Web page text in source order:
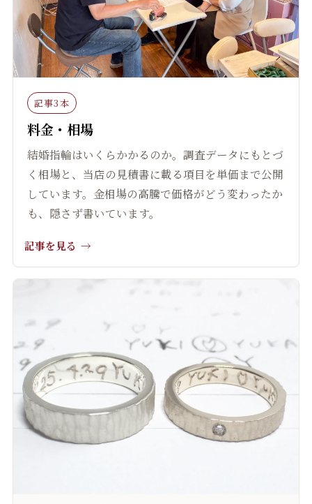
記事3本
料金・相場
結婚指輪はいくらかかるのか。調査データにもとづ
く相場と、当店の見積書に載る項目を単価まで公開
しています。金相場の高騰で価格がどう変わったか
も、隠さず書いています。
記事を見る